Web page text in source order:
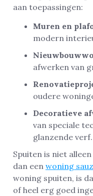
aan toepassingen:
Muren en
modern
afwerken van
oudere
Decoratieve
van speciale
glanzende verf.
Spuiten is niet
dan een woning
woning spuiten, is
of heel erg goed